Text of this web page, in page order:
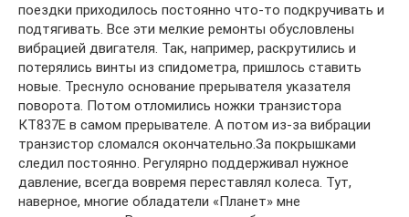
поездки приходилось постоянно что-то подкручивать и
подтягивать. Все эти мелкие ремонты обусловлены
вибрацией двигателя. Так, например, раскрутились и
потерялись винты из спидометра, пришлось ставить
новые. Треснуло основание прерывателя указателя
поворота. Потом отломились ножки транзистора
КТ837Е в самом прерывателе. А потом из-за вибрации
транзистор сломался окончательно.За покрышками
следил постоянно. Регулярно поддерживал нужное
давление, всегда вовремя переставлял колеса. Тут,
наверное, многие обладатели «Планет» мне